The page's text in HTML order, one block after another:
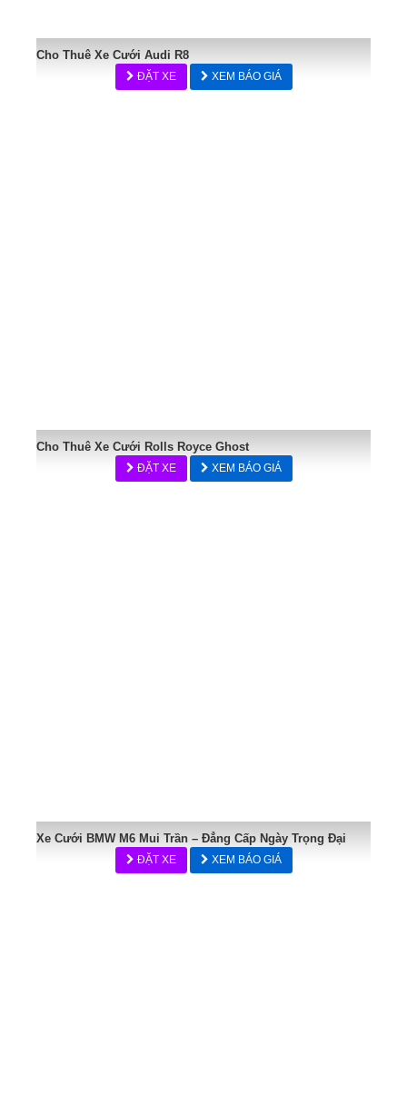
Cho Thuê Xe Cưới Audi R8
ĐẶT XE XEM BÁO GIÁ
Cho Thuê Xe Cưới Rolls Royce Ghost
ĐẶT XE XEM BÁO GIÁ
Xe Cưới BMW M6 Mui Trần – Đẳng Cấp Ngày Trọng Đại
ĐẶT XE XEM BÁO GIÁ